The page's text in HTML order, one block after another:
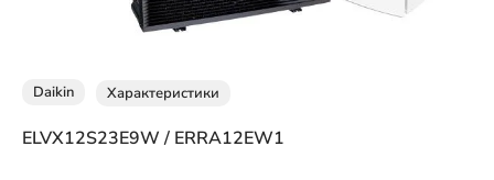
Daikin Характеристики
ELVX12S23E9W / ERRA12EW1